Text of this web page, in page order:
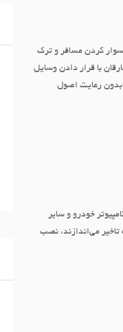
سوار کردن مسافر و ترک
با قرار دادن وسایل
بدون رعایت اصول
خودرو و سایر
می‌اندازند، نصب